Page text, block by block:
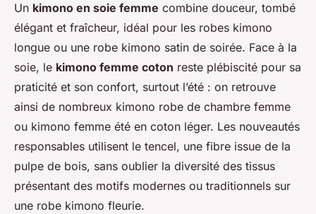
Un kimono en soie femme combine douceur, tombé
élégant et fraîcheur, idéal pour les robes kimono
longue ou une robe kimono satin de soirée. Face à la
soie, le kimono femme coton reste plébiscité pour sa
praticité et son confort, surtout l’été : on retrouve
ainsi de nombreux kimono robe de chambre femme
ou kimono femme été en coton léger. Les nouveautés
responsables utilisent le tencel, une fibre issue de la
pulpe de bois, sans oublier la diversité des tissus
présentant des motifs modernes ou traditionnels sur
une robe kimono fleurie.